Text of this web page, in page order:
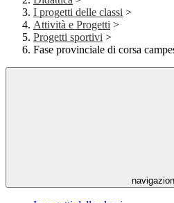
I progetti delle classi >
Attività e Progetti >
Progetti sportivi >
Fase provinciale di corsa